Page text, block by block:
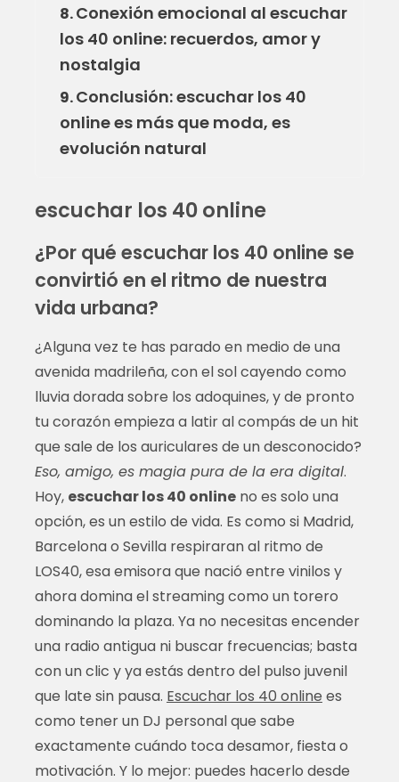
8.Conexión emocional al escuchar
los 40 online: recuerdos, amor y
nostalgia
9.Conclusión: escuchar los 40
online es más que moda, es
evolución natural
escuchar los 40 online
¿Por qué escuchar los 40 online se
convirtió en el ritmo de nuestra
vida urbana?
¿Alguna vez te has parado en medio de una
avenida madrileña, con el sol cayendo como
lluvia dorada sobre los adoquines, y de pronto
tu corazón empieza a latir al compás de un hit
que sale de los auriculares de un desconocido?
Eso, amigo, es magia pura de la era digital.
Hoy, escuchar los 40 onlineno es solo una
opción, es un estilo de vida. Es como si Madrid,
Barcelona o Sevilla respiraran al ritmo de
LOS40, esa emisora que nació entre vinilos y
ahora domina el streaming como un torero
dominando la plaza. Ya no necesitas encender
una radio antigua ni buscar frecuencias; basta
con un clic y ya estás dentro del pulso juvenil
que late sin pausa. Escuchar los 40 online es
como tener un DJ personal que sabe
exactamente cuándo toca desamor, fiesta o
motivación. Y lo mejor: puedes hacerlo desde